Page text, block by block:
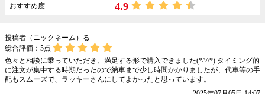
おすすめ度 4.9
投稿者（ニックネーム）る
総合評価： 5点
色々と相談に乗っていただき、満足する形で購入できました(*^^*) タイミング的
に注文が集中する時期だったので納車まで少し時間かかりましたが、代車等の手
配もスムーズで、ラッキーさんにしてよかったと思っています。